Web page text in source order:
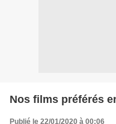
Nos films préférés
Publié le 22/01/2020 à 00:06